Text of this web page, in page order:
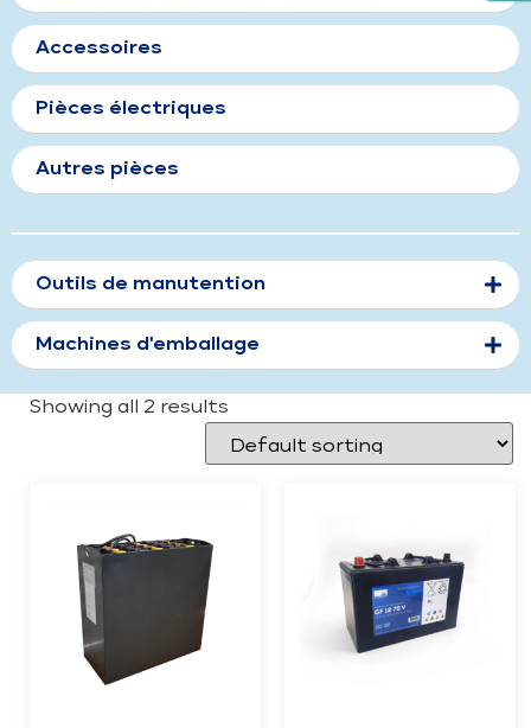
Accessoires
Pièces électriques
Autres pièces
Outils de manutention
Machines d'emballage
Showing all 2 results